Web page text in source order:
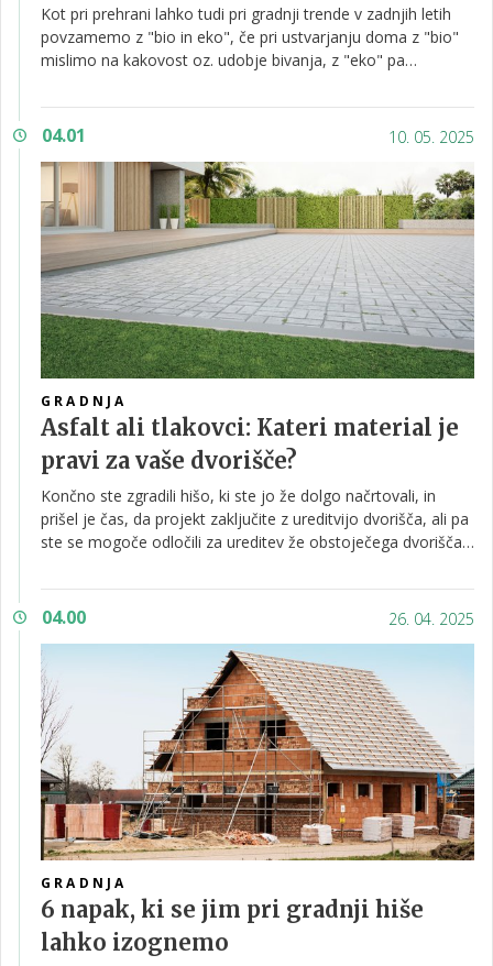
Kot pri prehrani lahko tudi pri gradnji trende v zadnjih letih
povzamemo z "bio in eko", če pri ustvarjanju doma z "bio"
mislimo na kakovost oz. udobje bivanja, z "eko" pa
dotaknili modernih smernic, ki jih obe področji narekujeta
preko idej, materialov in tehnologij.
04.01 10. 05. 2025
GRADNJA
Asfalt ali tlakovci: Kateri material je
pravi za vaše dvorišče?
Končno ste zgradili hišo, ki ste jo že dolgo načrtovali, in
prišel je čas, da projekt zaključite z ureditvijo dvorišča, ali pa
ste se mogoče odločili za ureditev že obstoječega dvorišča.
bi bilo videti? Bi želeli, da je dvorišče enakomerno prekrito,
homogenega videza in nimate posebnih zahtev, ali pa bi
poglejmo, kakšne možnosti imate.
04.00 26. 04. 2025
GRADNJA
6 napak, ki se jim pri gradnji hiše
lahko izognemo